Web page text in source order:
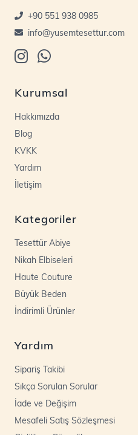
+90 551 938 0985
info@yusemtesettur.com
Kurumsal
Hakkımızda
Blog
KVKK
Yardım
İletişim
Kategoriler
Tesettür Abiye
Nikah Elbiseleri
Haute Couture
Büyük Beden
İndirimli Ürünler
Yardım
Sipariş Takibi
Sıkça Sorulan Sorular
İade ve Değişim
Mesafeli Satış Sözleşmesi